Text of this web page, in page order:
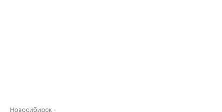
Новосибирск